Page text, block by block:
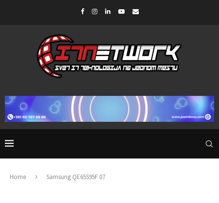
Home Samsung QE65S95F 07